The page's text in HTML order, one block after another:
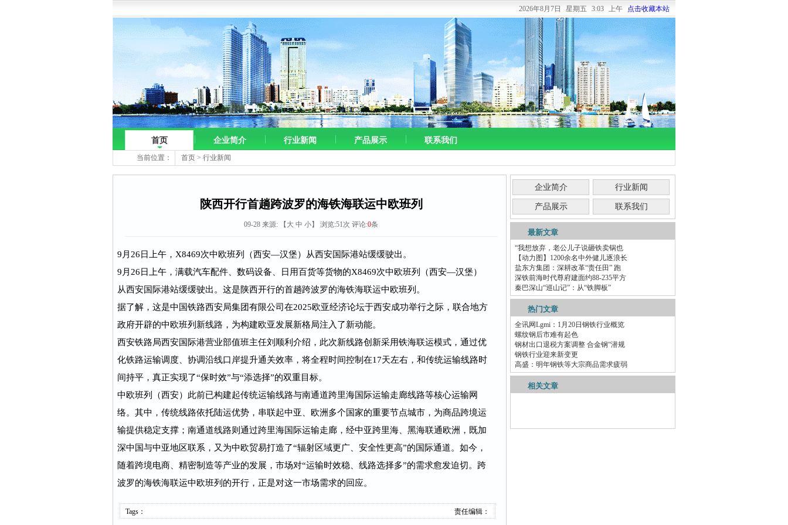
2026年8月7日 星期五 3:03 上午 点击收藏本站
首页 企业简介 行业新闻 产品展示 联系我们
当前位置： 首页 > 行业新闻
陕西开行首趟跨波罗的海铁海联运中欧班列
09-28 来源: 【 大 中 小】 浏览:51次 评论:0条
9月26日上午，X8469次中欧班列（西安—汉堡）从西安国际港站缓缓驶出。
9月26日上午，满载汽车配件、数码设备、日用百货等货物的X8469次中欧班列（西安—汉堡）
从西安国际港站缓缓驶出。这是陕西开行的首趟跨波罗的海铁海联运中欧班列。
据了解，这是中国铁路西安局集团有限公司在2025欧亚经济论坛于西安成功举行之际，联合地方
政府开辟的中欧班列新线路，为构建欧亚发展新格局注入了新动能。
西安铁路局西安国际港营业部值班主任刘顺利介绍，此次新线路创新采用铁海联运模式，通过优
化铁路运输调度、协调沿线口岸提升通关效率，将全程时间控制在17天左右，和传统运输线路时
间持平，真正实现了“保时效”与“添选择”的双重目标。
中欧班列（西安）此前已构建起传统运输线路与南通道跨里海国际运输走廊线路等核心运输网
络。其中，传统线路依托陆运优势，串联起中亚、欧洲多个国家的重要节点城市，为商品跨境运
输提供稳定支撑；南通道线路则通过跨里海国际运输走廊，经中亚跨里海、黑海联通欧洲，既加
深中国与中亚地区联系，又为中欧贸易打造了“辐射区域更广、安全性更高”的国际通道。如今，
随着跨境电商、精密制造等产业的发展，市场对“运输时效稳、线路选择多”的需求愈发迫切。跨
波罗的海铁海联运中欧班列的开行，正是对这一市场需求的回应。
Tags： 责任编辑：
企业简介 行业新闻
产品展示 联系我们
最新文章
“我想放弃，老公儿子说砸铁卖锅也
【动力图】1200余名中外健儿逐浪长
盐东方集团：深耕改革“责任田” 跑
深铁前海时代尊府建面约88-235平方
秦巴深山“巡山记”：从“铁脚板”
热门文章
全讯网Lgmi：1月20日钢铁行业概览
螺纹钢后市难有起色
钢材出口退税方案调整 合金钢“潜规
钢铁行业迎来新变更
高盛：明年钢铁等大宗商品需求疲弱
相关文章